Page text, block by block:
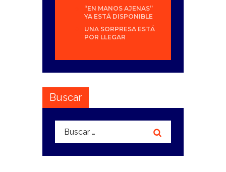
“EN MANOS AJENAS”
YA ESTÁ DISPONIBLE
UNA SORPRESA ESTÁ
POR LLEGAR
Buscar
Buscar: